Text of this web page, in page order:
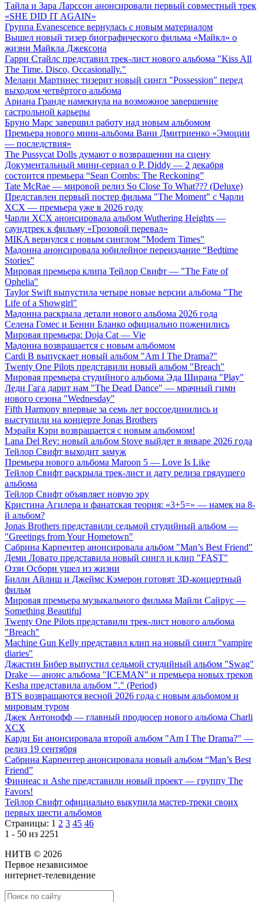
Тайла и Зара Ларссон анонсировали первый совместный трек
«SHE DID IT AGAIN»
Группа Evanescence вернулась с новым материалом
Вышел новый тизер биографического фильма «Майкл» о
жизни Майкла Джексона
Гарри Стайлс представил трек-лист нового альбома "Kiss All
The Time. Disco, Occasionally."
Мелани Мартинес тизерит новый сингл "Possession" перед
выходом четвёртого альбома
Ариана Гранде намекнула на возможное завершение
гастрольной карьеры
Бруно Марс завершил работу над новым альбомом
Премьера нового мини-альбома Вани Дмитриенко «Эмоции
— последствия»
The Pussycat Dolls думают о возвращении на сцену
Документальный мини-сериал о P. Diddy — 2 декабря
состоится премьера “Sean Combs: The Reckoning”
Tate McRae — мировой релиз So Close To What??? (Deluxe)
Представлен первый постер фильма "The Moment" с Чарли
XCX — премьера уже в 2026 году
Чарли XCX анонсировала альбом Wuthering Heights —
саундтрек к фильму «Грозовой перевал»
MIKA вернулся с новым синглом "Modern Times"
Мадонна анонсировала юбилейное переиздание “Bedtime
Stories”
Мировая премьера клипа Тейлор Свифт — "The Fate of
Ophelia"
Taylor Swift выпустила четыре новые версии альбома "The
Life of a Showgirl"
Мадонна раскрыла детали нового альбома 2026 года
Селена Гомес и Бенни Бланко официально поженились
Мировая премьера: Doja Cat — Vie
Мадонна возвращается с новым альбомом
Cardi B выпускает новый альбом "Am I The Drama?"
Twenty One Pilots представили новый альбом "Breach"
Мировая премьера студийного альбома Эда Ширана "Play"
Леди Гага дарит нам "The Dead Dance" — мрачный гимн
нового сезона "Wednesday"
Fifth Harmony впервые за семь лет воссоединились и
выступили на концерте Jonas Brothers
Мэрайя Кэри возвращается с новым альбомом!
Lana Del Rey: новый альбом Stove выйдет в январе 2026 года
Тейлор Свифт выходит замуж
Премьера нового альбома Maroon 5 — Love Is Like
Тейлор Свифт раскрыла трек-лист и дату релиза грядущего
альбома
Тейлор Свифт объявляет новую эру
Кристина Агилера и фанатская теория: «3+5=» — намек на 8-
й альбом?
Jonas Brothers представили седьмой студийный альбом —
"Greetings from Your Hometown"
Сабрина Карпентер анонсировала альбом "Man’s Best Friend"
Деми Ловато представила новый сингл и клип "FAST"
Оззи Осборн ушел из жизни
Билли Айлиш и Джеймс Кэмерон готовят 3D-концертный
фильм
Мировая премьера музыкального фильма Майли Сайрус —
Something Beautiful
Twenty One Pilots представили трек-лист нового альбома
"Breach"
Machine Gun Kelly представил клип на новый сингл "vampire
diaries"
Джастин Бибер выпустил седьмой студийный альбом "Swag"
Drake — анонс альбома "ICEMAN" и премьера новых треков
Kesha представила альбом "." (Period)
BTS возвращаются весной 2026 года с новым альбомом и
мировым туром
Джек Антонофф — главный продюсер нового альбома Charli
XCX
Карди Би анонсировала второй альбом "Am I The Drama?" —
релиз 19 сентября
Сабрина Карпентер анонсировала новый альбом “Man’s Best
Friend”
Финнеас и Ashe представили новый проект — группу The
Favors!
Тейлор Свифт официально выкупила мастер-треки своих
первых шести альбомов
Страницы: 1 2 3 45 46
1 - 50 из 2251
НИТВ © 2026
Первое независимое
интернет-телевидение